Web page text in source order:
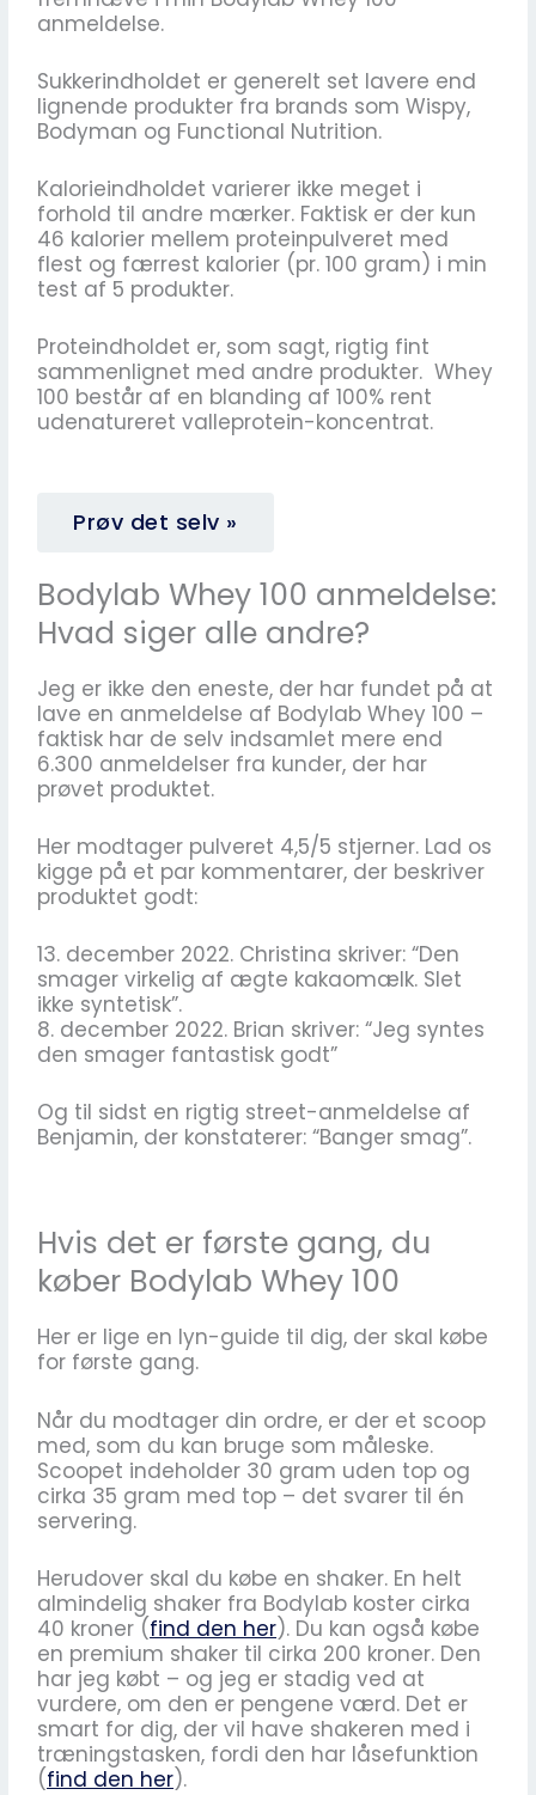
anmeldelse.
Sukkerindholdet er generelt set lavere end
lignende produkter fra brands som Wispy,
Bodyman og Functional Nutrition.
Kalorieindholdet varierer ikke meget i
forhold til andre mærker. Faktisk er der kun
46 kalorier mellem proteinpulveret med
flest og færrest kalorier (pr. 100 gram) i min
test af 5 produkter.
Proteindholdet er, som sagt, rigtig fint
sammenlignet med andre produkter. Whey
100 består af en blanding af 100% rent
udenatureret valleprotein-koncentrat.
Prøv det selv »
Bodylab Whey 100 anmeldelse:
Hvad siger alle andre?
Jeg er ikke den eneste, der har fundet på at
lave en anmeldelse af Bodylab Whey 100 –
faktisk har de selv indsamlet mere end
6.300 anmeldelser fra kunder, der har
prøvet produktet.
Her modtager pulveret 4,5/5 stjerner. Lad os
kigge på et par kommentarer, der beskriver
produktet godt:
13. december 2022. Christina skriver: “Den
smager virkelig af ægte kakaomælk. Slet
ikke syntetisk”.
8. december 2022. Brian skriver: “Jeg syntes
den smager fantastisk godt”
Og til sidst en rigtig street-anmeldelse af
Benjamin, der konstaterer: “Banger smag”.
Hvis det er første gang, du
køber Bodylab Whey 100
Her er lige en lyn-guide til dig, der skal købe
for første gang.
Når du modtager din ordre, er der et scoop
med, som du kan bruge som måleske.
Scoopet indeholder 30 gram uden top og
cirka 35 gram med top – det svarer til én
servering.
Herudover skal du købe en shaker. En helt
almindelig shaker fra Bodylab koster cirka
40 kroner (find den her). Du kan også købe
en premium shaker til cirka 200 kroner. Den
har jeg købt – og jeg er stadig ved at
vurdere, om den er pengene værd. Det er
smart for dig, der vil have shakeren med i
træningstasken, fordi den har låsefunktion
(find den her).